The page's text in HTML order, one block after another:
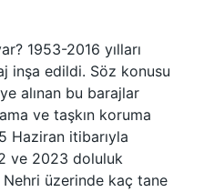
1953-2016 yılları
inşa edildi. Söz konusu
alınan bu barajlar
ve taşkın koruma
Haziran itibarıyla
ve 2023 doluluk
Nehri üzerinde kaç tane